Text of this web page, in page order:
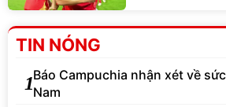
TIN NÓNG
1Báo Campuchia nhận xét về
Nam